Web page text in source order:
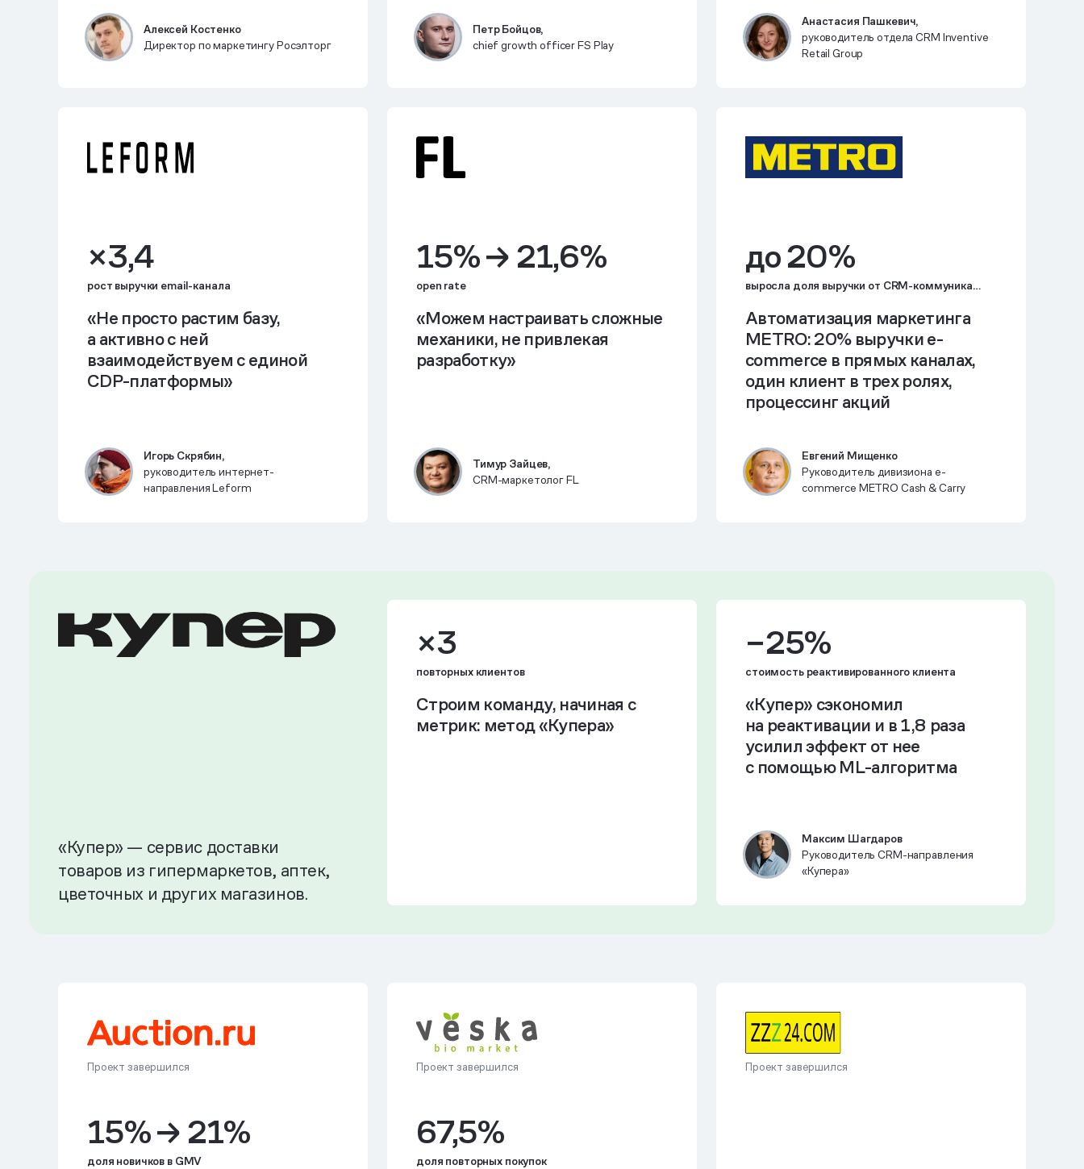
Алексей Костенко
Директор по маркетингу Росэлторг
Петр Бойцов,
chief growth officer FS Play
Анастасия Пашкевич,
руководитель отдела CRM Inventive
Retail Group
×3,4
рост выручки email-канала
«Не просто растим базу,
а активно с ней
взаимодействуем с единой
CDP-платформы»
Игорь Скрябин,
руководитель интернет-
направления Leform
15% → 21,6%
open rate
«Можем настраивать сложные
механики, не привлекая
разработку»
Тимур Зайцев,
CRM-маркетолог FL
до 20%
выросла доля выручки от CRM-коммуникаций в общей выручке e-commerc
Автоматизация маркетинга
METRO: 20% выручки e-
commerce в прямых каналах,
один клиент в трех ролях,
процессинг акций
Евгений Мищенко
Руководитель дивизиона e-
commerce METRO Cash & Carry
«Купер» — сервис доставки
товаров из гипермаркетов, аптек,
цветочных и других магазинов.
×3
повторных клиентов
Строим команду, начиная с
метрик: метод «Купера»
−25%
стоимость реактивированного клиента
«Купер» сэкономил
на реактивации и в 1,8 раза
усилил эффект от нее
с помощью ML-алгоритма
Максим Шагдаров
Руководитель CRM-направления
«Купера»
Проект завершился
15% → 21%
доля новичков в GMV
Проект завершился
67,5%
доля повторных покупок
Проект завершился